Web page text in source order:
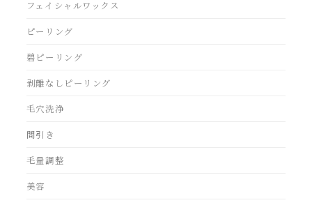
フェイシャルワックス
ピーリング
碧ピーリング
剥離なしピーリング
毛穴洗浄
間引き
毛量調整
美容